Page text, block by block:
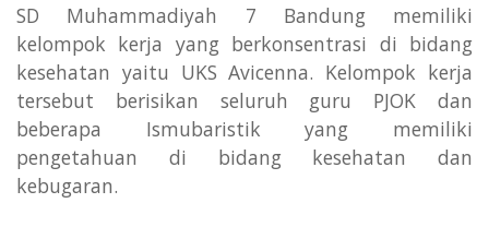
SD Muhammadiyah 7 Bandung memiliki
kelompok kerja yang berkonsentrasi di bidang
kesehatan yaitu UKS Avicenna. Kelompok kerja
tersebut berisikan seluruh guru PJOK dan
beberapa Ismubaristik yang memiliki
pengetahuan di bidang kesehatan dan
kebugaran.